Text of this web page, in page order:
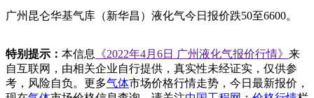
广州昆仑华基气库（新华昌）液化气今日报价跌50至6600。
特别提示： 本信息 《2022年4月6日 广州液化气报价行情》 来
自互联网，由相关企业自行提供，真实性未经证实，仅供参
考，风险自负。更多气体市场价格行情走势，今日最新报价，